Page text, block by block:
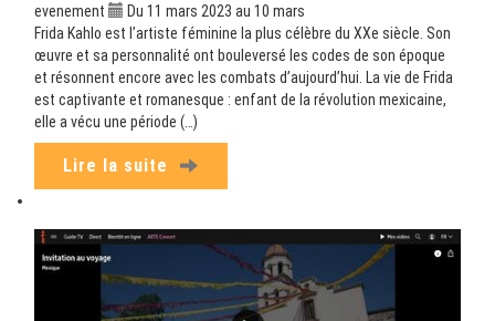
evenement
Du 11 mars 2023 au 10 mars
Frida Kahlo est l’artiste féminine la plus célèbre du XXe siècle. Son
œuvre et sa personnalité ont bouleversé les codes de son époque
et résonnent encore avec les combats d’aujourd’hui. La vie de Frida
est captivante et romanesque : enfant de la révolution mexicaine,
elle a vécu une période (…)
Lire la suite